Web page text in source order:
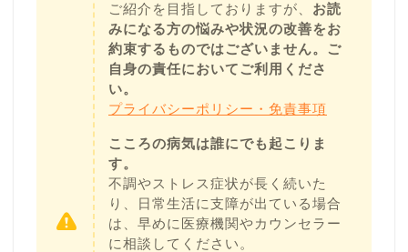
ご紹介を目指しておりますが、 お読
みになる方の悩みや状況の改善をお
約束するものではございません。ご
自身の責任においてご利用くださ
い。
プライバシーポリシー・免責事項
こころの病気は誰にでも起こりま
す。
不調やストレス症状が長く続いた
り、日常生活に支障が出ている場合
は、早めに医療機関やカウンセラー
に相談してください。